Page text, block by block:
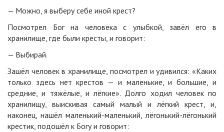
— Можно, я выберу себе иной крест?
Посмотрел Бог на человека с улыбкой, завёл его в
хранилище, где были кресты, и говорит:
— Выбирай.
Зашёл человек в хранилище, посмотрел и удивился: «Каких
только здесь нет крестов — и маленькие, и большие, и
средние, и тяжёлые, и лёгкие». Долго ходил человек по
хранилищу, выискивая самый малый и лёгкий крест, и,
наконец, нашёл маленький-маленький, лёгонький-лёгонький
крестик, подошёл к Богу и говорит: